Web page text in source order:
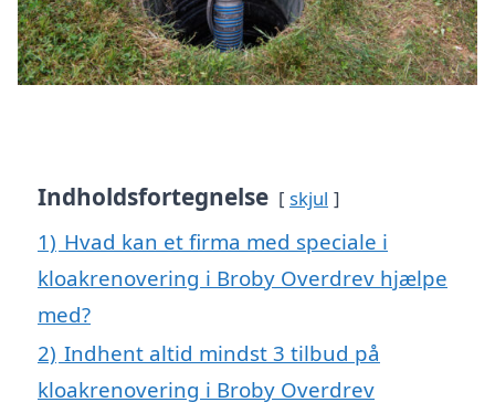
Indholdsfortegnelse skjul
1) Hvad kan et firma med speciale i
kloakrenovering i Broby Overdrev hjælpe
med?
2) Indhent altid mindst 3 tilbud på
kloakrenovering i Broby Overdrev